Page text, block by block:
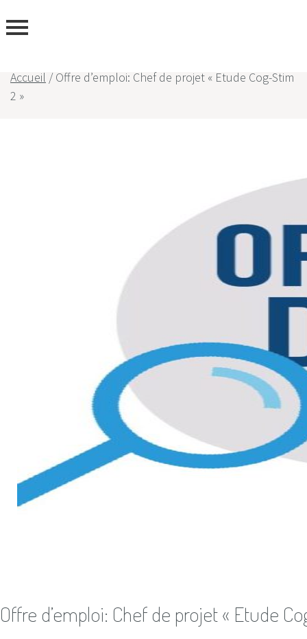
Accueil /Offre d’emploi: Chef de projet « Etude Cog-Stim
2 »
Offre d’emploi: Chef de projet « Etude